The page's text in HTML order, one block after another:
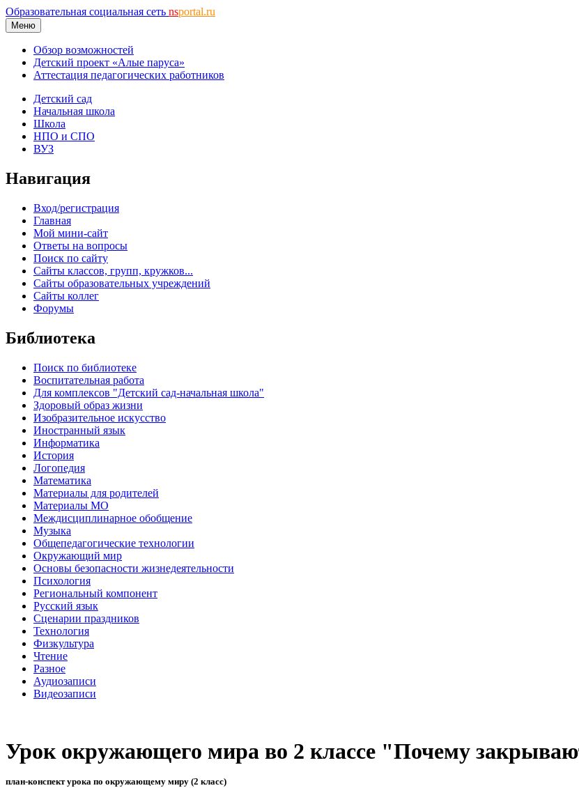
Образовательная социальная сеть nsportal.ru
Меню
Обзор возможностей
Детский проект «Алые паруса»
Аттестация педагогических работников
Детский сад
Начальная школа
Школа
НПО и СПО
ВУЗ
Навигация
Вход/регистрация
Главная
Мой мини-сайт
Ответы на вопросы
Поиск по сайту
Сайты классов, групп, кружков...
Сайты образовательных учреждений
Сайты коллег
Форумы
Библиотека
Поиск по библиотеке
Воспитательная работа
Для комплексов "Детский сад-начальная школа"
Здоровый образ жизни
Изобразительное искусство
Иностранный язык
Информатика
История
Логопедия
Математика
Материалы для родителей
Материалы МО
Междисциплинарное обобщение
Музыка
Общепедагогические технологии
Окружающий мир
Основы безопасности жизнедеятельности
Психология
Региональный компонент
Русский язык
Сценарии праздников
Технология
Физкультура
Чтение
Разное
Аудиозаписи
Видеозаписи
Урок окружающего мира во 2 классе "Почему
план-конспект урока по окружающему миру (2 класс)